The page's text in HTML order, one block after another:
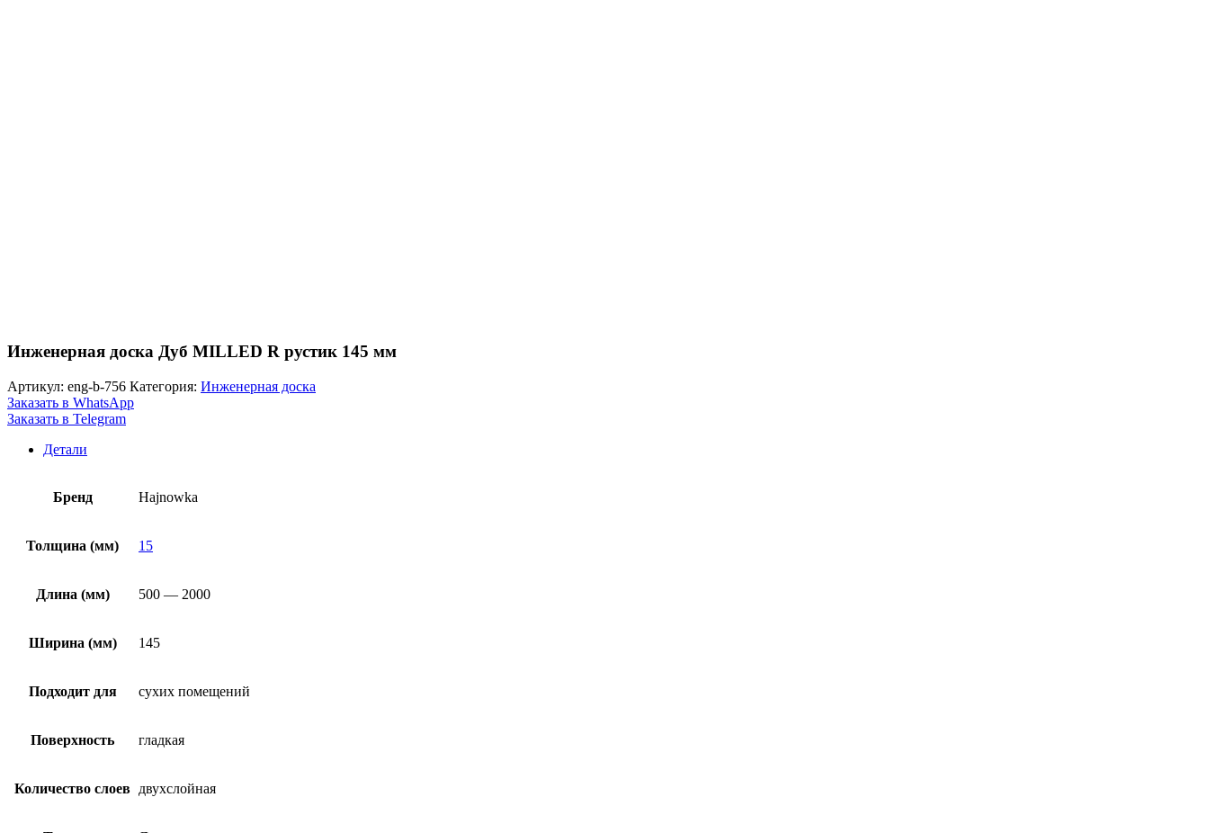
Инженерная доска Дуб MILLED R рустик 145 мм
Артикул: eng-b-756 Категория: Инженерная доска
Заказать в WhatsApp
Заказать в Telegram
Детали
Бренд Hajnowka
Толщина (мм) 15
Длина (мм) 500 — 2000
Ширина (мм) 145
Подходит для сухих помещений
Поверхность гладкая
Количество слоев двухслойная